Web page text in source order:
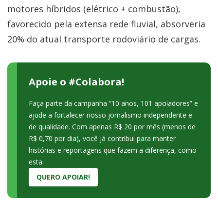
motores híbridos (elétrico + combustão),
favorecido pela extensa rede fluvial, absorveria
20% do atual transporte rodoviário de cargas.
Apoie o #Colabora!
Faça parte da campanha “10 anos, 101 apoiadores” e
ajude a fortalecer nosso jornalismo independente e
de qualidade. Com apenas R$ 20 por mês (menos de
R$ 0,70 por dia), você já contribui para manter
histórias e reportagens que fazem a diferença, como
esta.
QUERO APOIAR!